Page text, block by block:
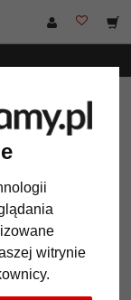
witrynie
formaty